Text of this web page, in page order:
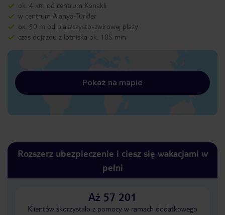
ok. 4 km od centrum Konakli
w centrum Alanya-Türkler
ok. 50 m od piaszczysto-żwirowej plaży
czas dojazdu z lotniska ok. 105 min
Pokaż na mapie
Rozszerz ubezpieczenie i ciesz się wakacjami w
pełni
Aż 57 201
Klientów skorzystało z pomocy w ramach dodatkowego